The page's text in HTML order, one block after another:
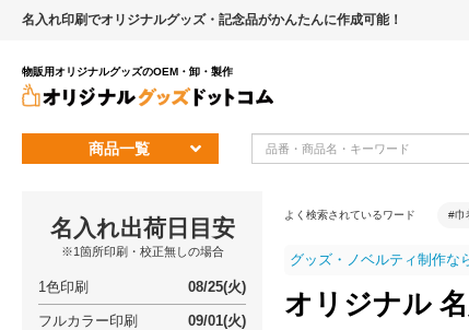
名入れ印刷でオリジナルグッズ・記念品がかんたんに作成可能！
物販用オリジナルグッズのOEM・卸・製作
商品一覧
よく検索されているワード #巾
グッズ・ノベルティ制作な
オリジナル
名入れ出荷日目安
※1箇所印刷・校正無しの場合
1色印刷 08/25(火)
フルカラー印刷 09/01(火)